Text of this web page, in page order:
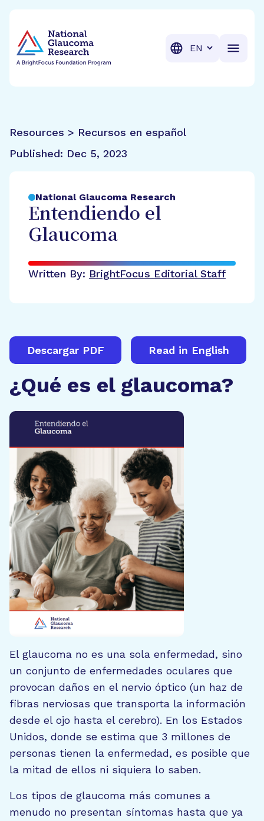
Translation
Resources > Recursos en español
Published: Dec 5, 2023
National Glaucoma Research
Entendiendo el
Glaucoma
Written By: BrightFocus Editorial Staff
Descargar PDF Read in English
¿Qué es el glaucoma?
El glaucoma no es una sola enfermedad, sino
un conjunto de enfermedades oculares que
provocan daños en el nervio óptico (un haz de
fibras nerviosas que transporta la información
desde el ojo hasta el cerebro). En los Estados
Unidos, donde se estima que 3 millones de
personas tienen la enfermedad, es posible que
la mitad de ellos ni siquiera lo saben.
Los tipos de glaucoma más comunes a
menudo no presentan síntomas hasta que ya